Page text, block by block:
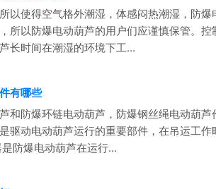
以使得空气格外潮湿，体感闷热潮湿，防
所以防爆电动葫芦的用户们应谨慎保管。
长时间在潮湿的环境下工...
有哪些
和防爆环链电动葫芦，防爆钢丝绳电动葫
驱动电动葫芦运行的重要部件，在吊运工
防爆电动葫芦在运行...